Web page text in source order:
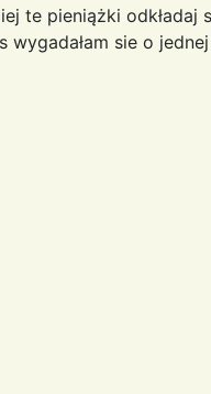
te pieniążki odkładaj
wygadałam sie o